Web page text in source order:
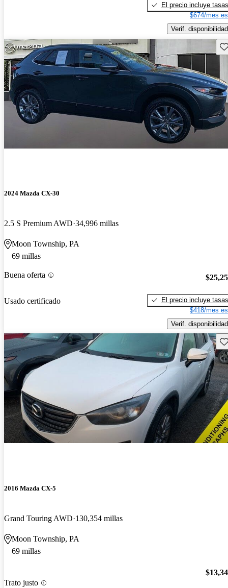
El precio incluye tasas
$674/mes
Verif. disponibilidad
2024 Mazda CX-30
2.5 S Premium AWD 34,996 millas
Moon Township, PA
69 millas
Buena oferta
Usado certificado
El precio incluye tasas
$418/mes
Verif. disponibilidad
2016 Mazda CX-5
Grand Touring AWD 130,354 millas
Moon Township, PA
69 millas
Trato justo